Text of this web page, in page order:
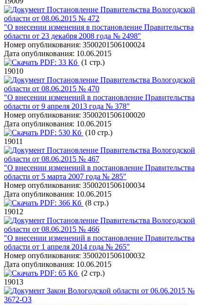
Постановление Правительства Вологодской
области от 08.06.2015 № 472
"О внесении изменения в постановление Правительства
области от 23 декабря 2008 года № 2498"
Номер опубликования: 3500201506100024
Дата опубликования: 10.06.2015
PDF: 33 Кб (1 стр.)
19010
Постановление Правительства Вологодской
области от 08.06.2015 № 470
"О внесении изменений в постановление Правительства
области от 9 апреля 2013 года № 378"
Номер опубликования: 3500201506100020
Дата опубликования: 10.06.2015
PDF: 530 Кб (10 стр.)
19011
Постановление Правительства Вологодской
области от 08.06.2015 № 467
"О внесении изменений в постановление Правительства
области от 5 марта 2007 года № 285"
Номер опубликования: 3500201506100034
Дата опубликования: 10.06.2015
PDF: 366 Кб (8 стр.)
19012
Постановление Правительства Вологодской
области от 08.06.2015 № 466
"О внесении изменений в постановление Правительства
области от 1 апреля 2014 года № 265"
Номер опубликования: 3500201506100032
Дата опубликования: 10.06.2015
PDF: 65 Кб (2 стр.)
19013
Закон Вологодской области от 06.06.2015 №
3672-ОЗ